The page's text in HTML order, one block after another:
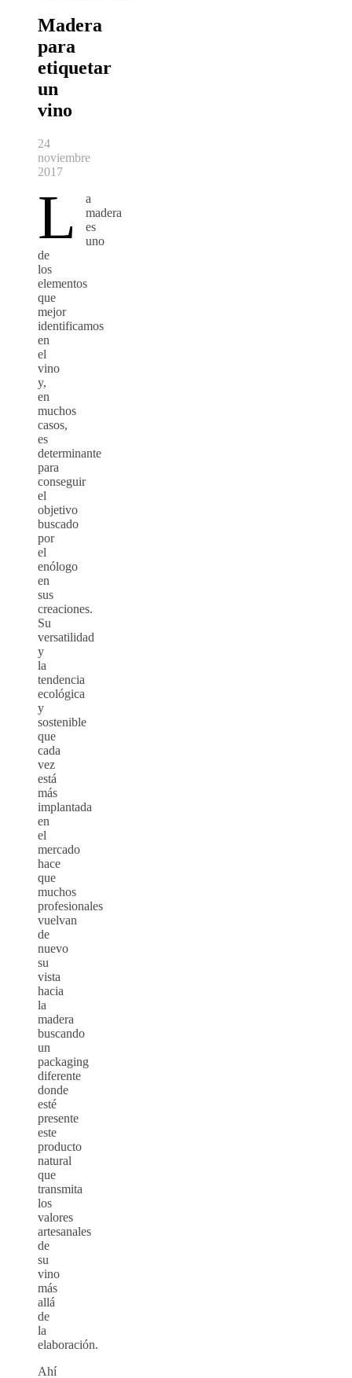
Madera
para
etiquetar
un
vino
24
noviembre
2017
L
a
madera
es
uno
de
los
elementos
que
mejor
identificamos
en
el
vino
y,
en
muchos
casos,
es
determinante
para
conseguir
el
objetivo
buscado
por
el
enólogo
en
sus
creaciones.
Su
versatilidad
y
la
tendencia
ecológica
y
sostenible
que
cada
vez
está
más
implantada
en
el
mercado
hace
que
muchos
profesionales
vuelvan
de
nuevo
su
vista
hacia
la
madera
buscando
un
packaging
diferente
donde
esté
presente
este
producto
natural
que
transmita
los
valores
artesanales
de
su
vino
más
allá
de
la
elaboración.
Ahí